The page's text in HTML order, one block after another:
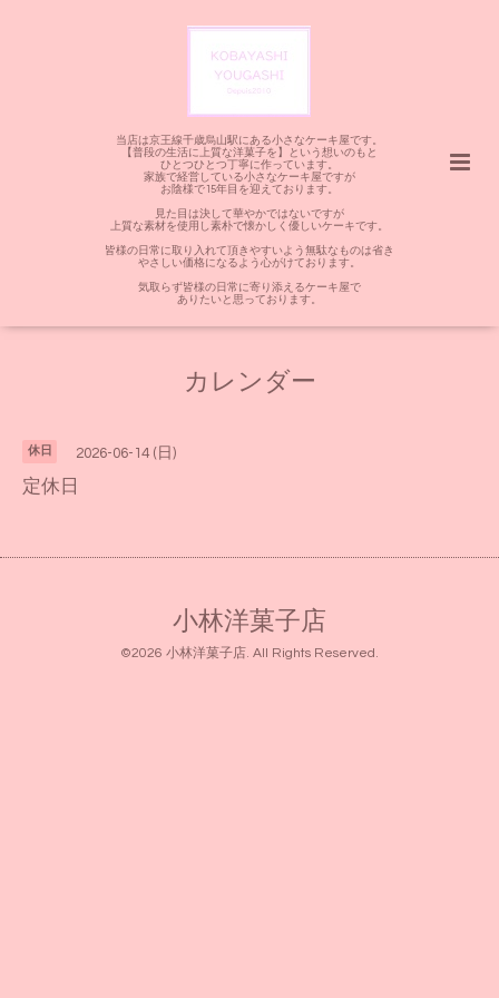
当店は京王線千歳烏山駅にある小さなケーキ屋です。
【普段の生活に上質な洋菓子を】という想いのもと
ひとつひとつ丁寧に作っています。
家族で経営している小さなケーキ屋ですが
お陰様で15年目を迎えております。
見た目は決して華やかではないですが
上質な素材を使用し素朴で懐かしく優しいケーキです。
皆様の日常に取り入れて頂きやすいよう無駄なものは省き
やさしい価格になるよう心がけております。
気取らず皆様の日常に寄り添えるケーキ屋で
ありたいと思っております。
カレンダー
休日 2026-06-14 (日)
定休日
小林洋菓子店
©2026 小林洋菓子店. All Rights Reserved.